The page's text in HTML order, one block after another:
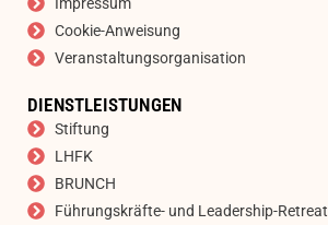
Cookie-Anweisung
Veranstaltungsorganisation
DIENSTLEISTUNGEN
Stiftung
LHFK
BRUNCH
Führungskräfte- und Leadership-Retreat